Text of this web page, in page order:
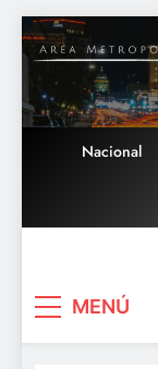
Saltar
al
contenido
Nacional
MENÚ